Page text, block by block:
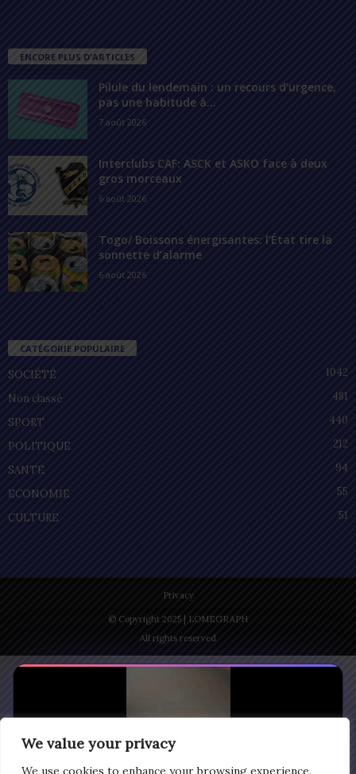
We value your privacy
We use cookies to enhance your browsing experience,
ENCORE PLUS D'ARTICLES
Pilule du lendemain : un recours d’urgence,
pas une habitude à...
7 août 2026
Interclubs CAF: ASCK et ASKO face à deux
gros morceaux
6 août 2026
Togo/ Boissons énergisantes: l’État tire la
sonnette d’alarme
6 août 2026
CATÉGORIE POPULAIRE
SOCIÉTÉ
1042
Non classé
481
SPORT
440
POLITIQUE
212
SANTÉ
94
ECONOMIE
55
CULTURE
51
Privacy
© Copyright 2025 | LOMEGRAPH
All rights reserved